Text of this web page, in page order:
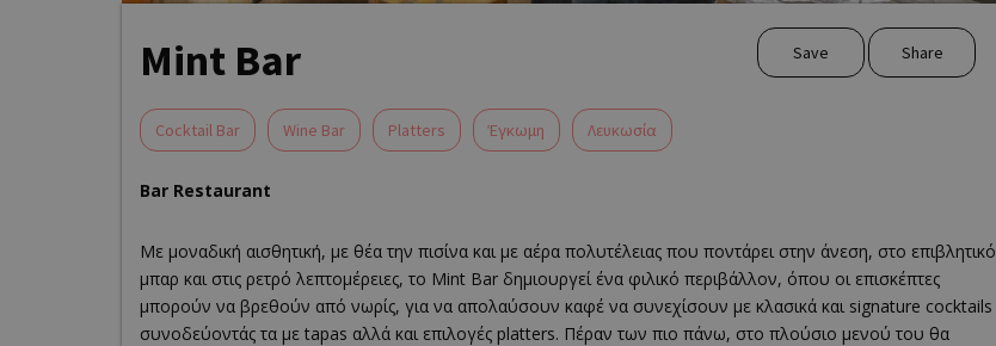
Mint Bar Save Share
Cocktail Bar Wine Bar Platters Έγκωμη Λευκωσία
Bar Restaurant
Με μοναδική αισθητική, με θέα την πισίνα και με αέρα πολυτέλειας που ποντάρει στην άνεση, στο επιβλητικό
μπαρ και στις ρετρό λεπτομέρειες, το Mint Bar δημιουργεί ένα φιλικό περιβάλλον, όπου οι επισκέπτες
μπορούν να βρεθούν από νωρίς, για να απολαύσουν καφέ να συνεχίσουν με κλασικά και signature cocktails
συνοδεύοντάς τα με tapas αλλά και επιλογές platters. Πέραν των πιο πάνω, στο πλούσιο μενού του θα